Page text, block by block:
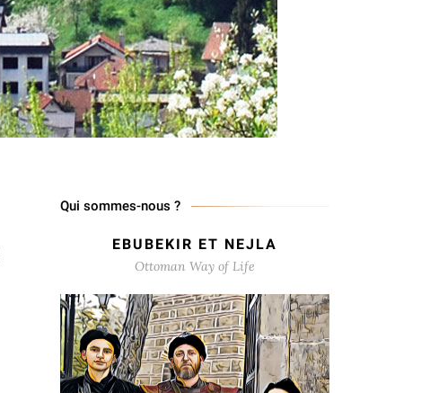
Qui sommes-nous ?
EBUBEKIR ET NEJLA
Ottoman Way of Life